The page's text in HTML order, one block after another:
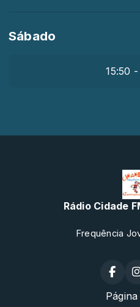
Sábado
15:50
Rádio Cidade
Frequência